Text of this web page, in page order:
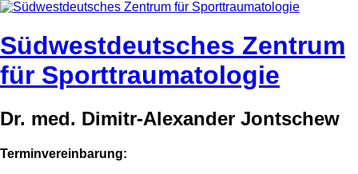
Südwestdeutsches Zentrum
für Sporttraumatologie
Dr. med. Dimitr-Alexander Jontschew
Terminvereinbarung: